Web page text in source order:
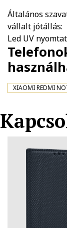
Általános
vállalt jótállás:
Led UV
XIAOMI REDMI